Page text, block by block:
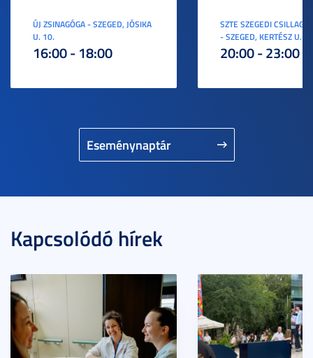
Eseménynaptár
ÚJ ZSINAGÓGA - SZEGED, JÓSIKA
U. 10.
16:00 - 18:00
SZTE SZEGEDI
- SZEGED, KERTÉSZ U. 3.
20:00 - 23:00
Kapcsolódó hírek